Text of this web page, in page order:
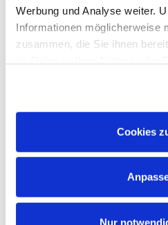
Werbung und Analyse weiter.
Informationen möglicherweise
zusammen, die Sie ihnen
in den USA ein. Alle weiteren
finden Sie in unseren
Cookies
Nur
wachsenden
Zusammenarbeit setzt
Arbeiten, wo man
sorgen dafür, dass
Urlaubs- und
Erholung an freien
Wochenstunden
Zuschuss
Altersvorsorge und